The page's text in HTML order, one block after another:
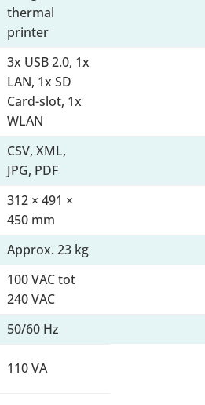
thermal
printer
3x USB 2.0, 1x
LAN, 1x SD
Card-slot, 1x
WLAN
CSV, XML,
JPG, PDF
312 × 491 ×
450 mm
Approx. 23 kg
100 VAC tot
240 VAC
50/60 Hz
110 VA